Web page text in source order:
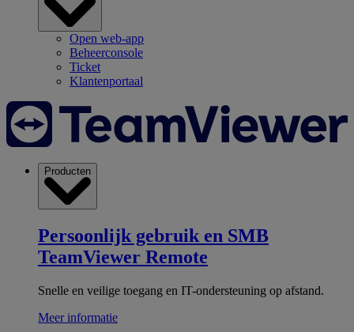
Open web-app
Beheerconsole
Ticket
Klantenportaal
Producten
Persoonlijk gebruik en SMB
TeamViewer Remote
Snelle en veilige toegang en IT-ondersteuning op afstand.
Meer informatie